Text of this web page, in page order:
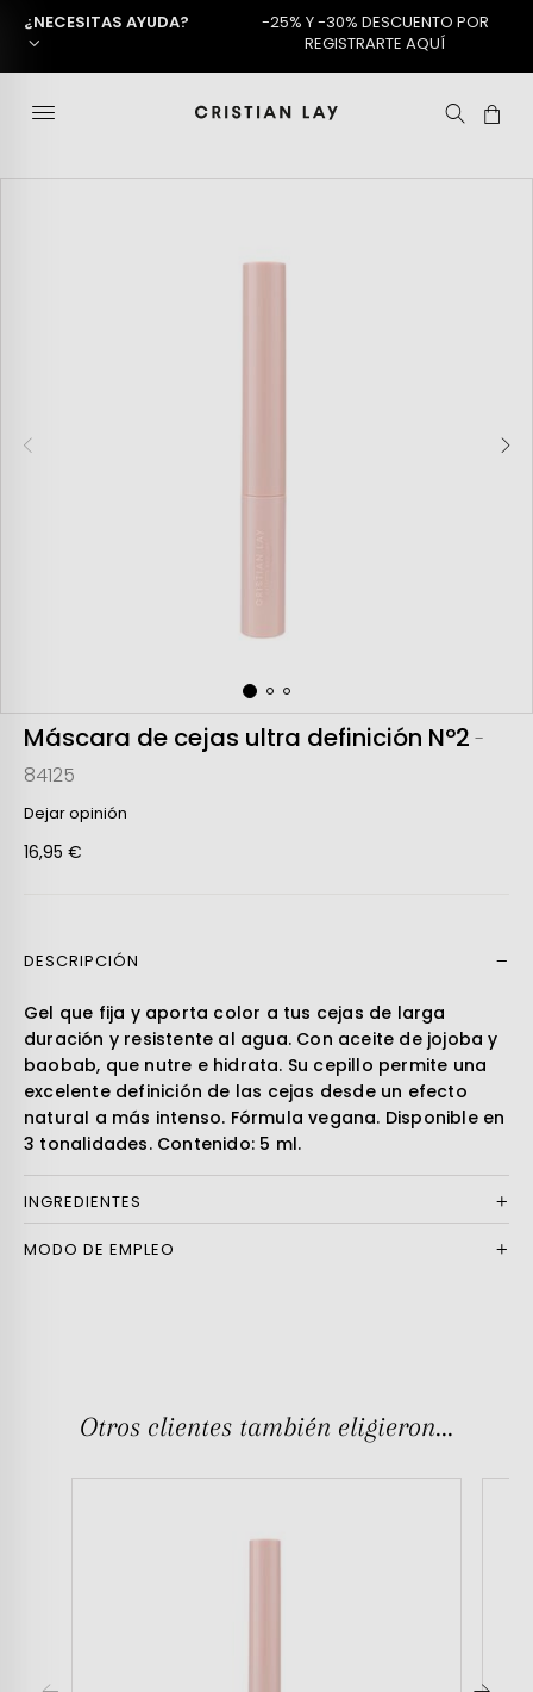
¿NECESITAS AYUDA?
-25% Y -30% DESCUENTO POR
REGISTRARTE AQUÍ
Máscara de cejas ultra definición Nº2 -
84125
Dejar opinión
16,95 €
DESCRIPCIÓN
Gel que fija y aporta color a tus cejas de larga
duración y resistente al agua. Con aceite de jojoba y
baobab, que nutre e hidrata. Su cepillo permite una
excelente definición de las cejas desde un efecto
natural a más intenso. Fórmula vegana. Disponible en
3 tonalidades. Contenido: 5 ml.
INGREDIENTES
MODO DE EMPLEO
Otros clientes también eligieron...